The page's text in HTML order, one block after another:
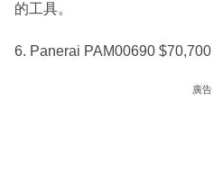
的工具。
6. Panerai PAM00690 $70,700
廣告